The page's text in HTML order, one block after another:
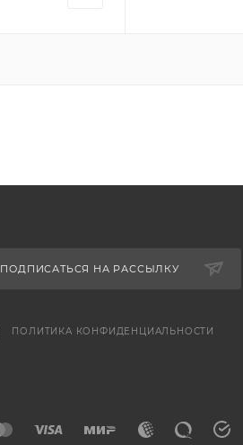
ПОДПИСАТЬСЯ НА РАССЫЛКУ
ПОЛИТИКА КОНФИДЕНЦИАЛЬНОСТИ